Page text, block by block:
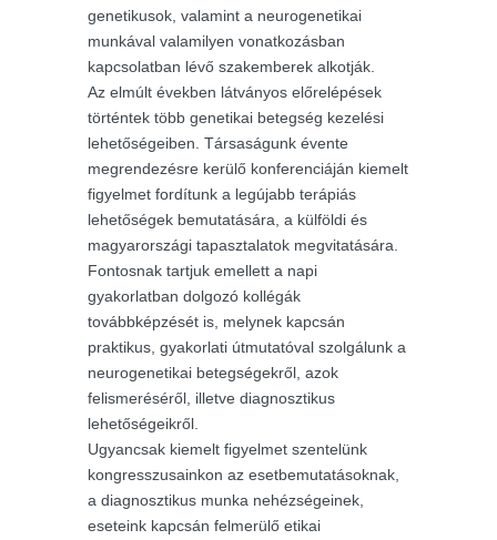
genetikusok, valamint a neurogenetikai
munkával valamilyen vonatkozásban
kapcsolatban lévő szakemberek alkotják.
Az elmúlt években látványos előrelépések
történtek több genetikai betegség kezelési
lehetőségeiben. Társaságunk évente
megrendezésre kerülő konferenciáján kiemelt
figyelmet fordítunk a legújabb terápiás
lehetőségek bemutatására, a külföldi és
magyarországi tapasztalatok megvitatására.
Fontosnak tartjuk emellett a napi
gyakorlatban dolgozó kollégák
továbbképzését is, melynek kapcsán
praktikus, gyakorlati útmutatóval szolgálunk a
neurogenetikai betegségekről, azok
felismeréséről, illetve diagnosztikus
lehetőségeikről.
Ugyancsak kiemelt figyelmet szentelünk
kongresszusainkon az esetbemutatásoknak,
a diagnosztikus munka nehézségeinek,
eseteink kapcsán felmerülő etikai